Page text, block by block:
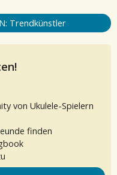
Trendkünstler
von Ukulele-Spielern
finden